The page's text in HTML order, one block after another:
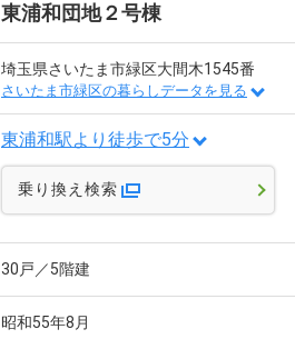
東浦和団地２号棟
埼玉県さいたま市緑区大間木1545番
さいたま市緑区の暮らしデータを見る
東浦和駅より徒歩で5分
乗り換え検索
30戸／5階建
昭和55年8月